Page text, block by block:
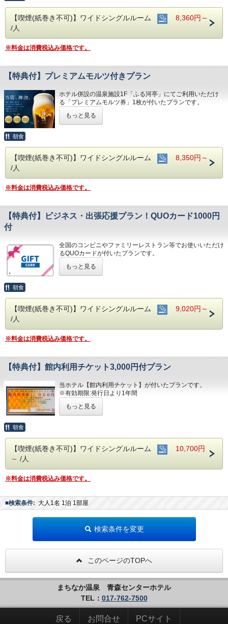
※年中無休 6:00～24:00
ます
■「無料朝食バイキング」をご用意
■隣接の駐車場あり 600円/泊(当日15:00～翌10:00以外は別
途有料)
※オートバイ(自動二輪車)は事前にご連絡ください
【喫煙(紙巻き不可)】ワイドシングルルーム
8,360円～
/人
※料金は消費税込み価格です。
【特典付】プレミアムモルツ付きプラン
ホテル併設の温泉施設1F「ふる河亭」にてご利用いただけ
る「プレミアムモルツ券」1枚が付いたプランです。
※ご利用時間 17:30～23:00(L.O22:30)
■敷地内から湧き出る「自家源泉」の天然温泉が無料(男女と
■インターネット対応(無線/有線LANあり)
■無料アメニティバー(男性用/女性用)はフロント前にござい
■「無料朝食バイキング」をご用意
※天然温泉施設1F「ふる河亭」/6:30～9:00
※オートバイ(自動二輪車)は事前にご連絡ください
もっと見る
朝食
【喫煙(紙巻き不可)】ワイドシングルルーム
8,350円～
/人
※料金は消費税込み価格です。
【特典付】ビジネス・出張応援プラン！QUOカード1000円
付
全国のコンビニやファミリーレストラン等でお使いいただけ
るQUOカードが付いたプランです。
※当ホテルでのQUOカードのご利用はいただけません
※QUOカードの料金は宿泊代金に含まれております
※年中無休 6:00～24:00
ます
■「無料朝食バイキング」をご用意
■隣接の駐車場あり 600円/泊(当日15:00～翌10:00以外は別
途有料)
※オートバイ(自動二輪車)は事前にご連絡ください
もっと見る
朝食
【喫煙(紙巻き不可)】ワイドシングルルーム
9,020円～
/人
※料金は消費税込み価格です。
【特典付】館内利用チケット3,000円付プラン
当ホテル【館内利用チケット】が付いたプランです。
※有効期限:発行日より1年間
◆ご利用可能店舗
・まちなかおんせん内レストラン「ふる河亭」
泉が無料(男女ともサウナ付き)
■インターネット対応(無線/有線LANあり)
ント前にございます
※天然温泉施設1F「ふる河亭」/6:30～9:00
■隣接の駐車場あり 600円/泊(当日15:00～翌
10:00以外は別途有料)
※24時間オープン/250台収容/高さ制限2.1ｍ
※オートバイ(自動二輪車)は事前にご連絡く
ださい
もっと見る
朝食
【喫煙(紙巻き不可)】ワイドシングルルーム
10,700円
～ /人
※料金は消費税込み価格です。
■検索条件: 大人1名 1泊 1部屋
検索条件を変更
このページのTOPへ
まちなか温泉 青森センターホテル
TEL： 017-762-7500
戻る お問合せ PCサイト